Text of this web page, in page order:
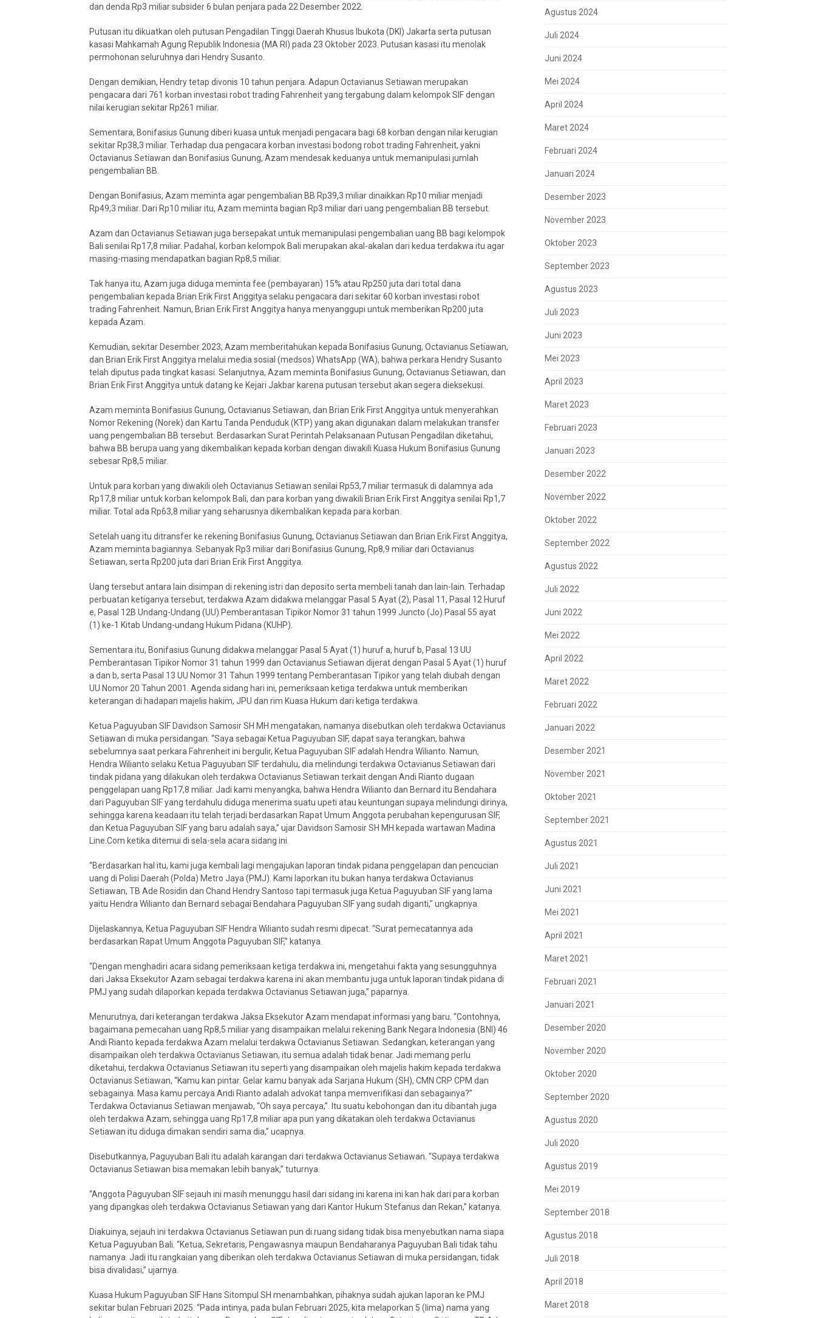
dan denda Rp3 miliar subsider 6 bulan penjara pada 22 Desember 2022.
Putusan itu dikuatkan oleh putusan Pengadilan Tinggi Daerah Khusus Ibukota (DKI) Jakarta serta putusan
kasasi Mahkamah Agung Republik Indonesia (MA RI) pada 23 Oktober 2023. Putusan kasasi itu menolak
permohonan seluruhnya dari Hendry Susanto.
Dengan demikian, Hendry tetap divonis 10 tahun penjara. Adapun Octavianus Setiawan merupakan
pengacara dari 761 korban investasi robot trading Fahrenheit yang tergabung dalam kelompok SIF dengan
nilai kerugian sekitar Rp261 miliar.
Sementara, Bonifasius Gunung diberi kuasa untuk menjadi pengacara bagi 68 korban dengan nilai kerugian
sekitar Rp38,3 miliar. Terhadap dua pengacara korban investasi bodong robot trading Fahrenheit, yakni
Octavianus Setiawan dan Bonifasius Gunung, Azam mendesak keduanya untuk memanipulasi jumlah
pengembalian BB.
Dengan Bonifasius, Azam meminta agar pengembalian BB Rp39,3 miliar dinaikkan Rp10 miliar menjadi
Rp49,3 miliar. Dari Rp10 miliar itu, Azam meminta bagian Rp3 miliar dari uang pengembalian BB tersebut.
Azam dan Octavianus Setiawan juga bersepakat untuk memanipulasi pengembalian uang BB bagi kelompok
Bali senilai Rp17,8 miliar. Padahal, korban kelompok Bali merupakan akal-akalan dari kedua terdakwa itu agar
masing-masing mendapatkan bagian Rp8,5 miliar.
Tak hanya itu, Azam juga diduga meminta fee (pembayaran) 15% atau Rp250 juta dari total dana
pengembalian kepada Brian Erik First Anggitya selaku pengacara dari sekitar 60 korban investasi robot
trading Fahrenheit. Namun, Brian Erik First Anggitya hanya menyanggupi untuk memberikan Rp200 juta
kepada Azam.
Kemudian, sekitar Desember 2023, Azam memberitahukan kepada Bonifasius Gunung, Octavianus Setiawan,
dan Brian Erik First Anggitya melalui media sosial (medsos) WhatsApp (WA), bahwa perkara Hendry Susanto
telah diputus pada tingkat kasasi. Selanjutnya, Azam meminta Bonifasius Gunung, Octavianus Setiawan, dan
Brian Erik First Anggitya untuk datang ke Kejari Jakbar karena putusan tersebut akan segera dieksekusi.
Azam meminta Bonifasius Gunung, Octavianus Setiawan, dan Brian Erik First Anggitya untuk menyerahkan
Nomor Rekening (Norek) dan Kartu Tanda Penduduk (KTP) yang akan digunakan dalam melakukan transfer
uang pengembalian BB tersebut. Berdasarkan Surat Perintah Pelaksanaan Putusan Pengadilan diketahui,
bahwa BB berupa uang yang dikembalikan kepada korban dengan diwakili Kuasa Hukum Bonifasius Gunung
sebesar Rp8,5 miliar.
Untuk para korban yang diwakili oleh Octavianus Setiawan senilai Rp53,7 miliar termasuk di dalamnya ada
Rp17,8 miliar untuk korban kelompok Bali, dan para korban yang diwakili Brian Erik First Anggitya senilai Rp1,7
miliar. Total ada Rp63,8 miliar yang seharusnya dikembalikan kepada para korban.
Setelah uang itu ditransfer ke rekening Bonifasius Gunung, Octavianus Setiawan dan Brian Erik First Anggitya,
Azam meminta bagiannya. Sebanyak Rp3 miliar dari Bonifasius Gunung, Rp8,9 miliar dari Octavianus
Setiawan, serta Rp200 juta dari Brian Erik First Anggitya.
Uang tersebut antara lain disimpan di rekening istri dan deposito serta membeli tanah dan lain-lain. Terhadap
perbuatan ketiganya tersebut, terdakwa Azam didakwa melanggar Pasal 5 Ayat (2), Pasal 11, Pasal 12 Huruf
e, Pasal 12B Undang-Undang (UU) Pemberantasan Tipikor Nomor 31 tahun 1999 Juncto (Jo) Pasal 55 ayat
(1) ke-1 Kitab Undang-undang Hukum Pidana (KUHP).
Sementara itu, Bonifasius Gunung didakwa melanggar Pasal 5 Ayat (1) huruf a, huruf b, Pasal 13 UU
Pemberantasan Tipikor Nomor 31 tahun 1999 dan Octavianus Setiawan dijerat dengan Pasal 5 Ayat (1) huruf
a dan b, serta Pasal 13 UU Nomor 31 Tahun 1999 tentang Pemberantasan Tipikor yang telah diubah dengan
UU Nomor 20 Tahun 2001. Agenda sidang hari ini, pemeriksaan ketiga terdakwa untuk memberikan
keterangan di hadapan majelis hakim, JPU dan rim Kuasa Hukum dari ketiga terdakwa.
Ketua Paguyuban SIF Davidson Samosir SH MH mengatakan, namanya disebutkan oleh terdakwa Octavianus
Setiawan di muka persidangan. “Saya sebagai Ketua Paguyuban SIF, dapat saya terangkan, bahwa
sebelumnya saat perkara Fahrenheit ini bergulir, Ketua Paguyuban SIF adalah Hendra Wilianto. Namun,
Hendra Wilianto selaku Ketua Paguyuban SIF terdahulu, dia melindungi terdakwa Octavianus Setiawan dari
tindak pidana yang dilakukan oleh terdakwa Octavianus Setiawan terkait dengan Andi Rianto dugaan
penggelapan uang Rp17,8 miliar. Jadi kami menyangka, bahwa Hendra Wilianto dan Bernard itu Bendahara
dari Paguyuban SIF yang terdahulu diduga menerima suatu upeti atau keuntungan supaya melindungi dirinya,
sehingga karena keadaan itu telah terjadi berdasarkan Rapat Umum Anggota perubahan kepengurusan SIF,
dan Ketua Paguyuban SIF yang baru adalah saya,” ujar Davidson Samosir SH MH kepada wartawan Madina
Line.Com ketika ditemui di sela-sela acara sidang ini.
“Berdasarkan hal itu, kami juga kembali lagi mengajukan laporan tindak pidana penggelapan dan pencucian
uang di Polisi Daerah (Polda) Metro Jaya (PMJ). Kami laporkan itu bukan hanya terdakwa Octavianus
Setiawan, TB Ade Rosidin dan Chand Hendry Santoso tapi termasuk juga Ketua Paguyuban SIF yang lama
yaitu Hendra Wilianto dan Bernard sebagai Bendahara Paguyuban SIF yang sudah diganti,” ungkapnya.
Dijelaskannya, Ketua Paguyuban SIF Hendra Wilianto sudah resmi dipecat. “Surat pemecatannya ada
berdasarkan Rapat Umum Anggota Paguyuban SIF,” katanya.
“Dengan menghadiri acara sidang pemeriksaan ketiga terdakwa ini, mengetahui fakta yang sesungguhnya
dari Jaksa Eksekutor Azam sebagai terdakwa karena ini akan membantu juga untuk laporan tindak pidana di
PMJ yang sudah dilaporkan kepada terdakwa Octavianus Setiawan juga,” paparnya.
Menurutnya, dari keterangan terdakwa Jaksa Eksekutor Azam mendapat informasi yang baru. “Contohnya,
bagaimana pemecahan uang Rp8,5 miliar yang disampaikan melalui rekening Bank Negara Indonesia (BNI) 46
Andi Rianto kepada terdakwa Azam melalui terdakwa Octavianus Setiawan. Sedangkan, keterangan yang
disampaikan oleh terdakwa Octavianus Setiawan, itu semua adalah tidak benar. Jadi memang perlu
diketahui, terdakwa Octavianus Setiawan itu seperti yang disampaikan oleh majelis hakim kepada terdakwa
Octavianus Setiawan, “Kamu kan pintar. Gelar kamu banyak ada Sarjana Hukum (SH), CMN CRP CPM dan
sebagainya. Masa kamu percaya Andi Rianto adalah advokat tanpa memverifikasi dan sebagainya?”
Terdakwa Octavianus Setiawan menjawab, “Oh saya percaya,”. Itu suatu kebohongan dan itu dibantah juga
oleh terdakwa Azam, sehingga uang Rp17,8 miliar apa pun yang dikatakan oleh terdakwa Octavianus
Setiawan itu diduga dimakan sendiri sama dia,” ucapnya.
Disebutkannya, Paguyuban Bali itu adalah karangan dari terdakwa Octavianus Setiawan. “Supaya terdakwa
Octavianus Setiawan bisa memakan lebih banyak,” tuturnya.
“Anggota Paguyuban SIF sejauh ini masih menunggu hasil dari sidang ini karena ini kan hak dari para korban
yang dipangkas oleh terdakwa Octavianus Setiawan yang dari Kantor Hukum Stefanus dan Rekan,” katanya.
Diakuinya, sejauh ini terdakwa Octavianus Setiawan pun di ruang sidang tidak bisa menyebutkan nama siapa
Ketua Paguyuban Bali. “Ketua, Sekretaris, Pengawasnya maupun Bendaharanya Paguyuban Bali tidak tahu
namanya. Jadi itu rangkaian yang diberikan oleh terdakwa Octavianus Setiawan di muka persidangan, tidak
bisa divalidasi,” ujarnya.
Kuasa Hukum Paguyuban SIF Hans Sitompul SH menambahkan, pihaknya sudah ajukan laporan ke PMJ
sekitar bulan Februari 2025. “Pada intinya, pada bulan Februari 2025, kita melaporkan 5 (lima) nama yang
Agustus 2024
Juli 2024
Juni 2024
Mei 2024
April 2024
Maret 2024
Februari 2024
Januari 2024
Desember 2023
November 2023
Oktober 2023
September 2023
Agustus 2023
Juli 2023
Juni 2023
Mei 2023
April 2023
Maret 2023
Februari 2023
Januari 2023
Desember 2022
November 2022
Oktober 2022
September 2022
Agustus 2022
Juli 2022
Juni 2022
Mei 2022
April 2022
Maret 2022
Februari 2022
Januari 2022
Desember 2021
November 2021
Oktober 2021
September 2021
Agustus 2021
Juli 2021
Juni 2021
Mei 2021
April 2021
Maret 2021
Februari 2021
Januari 2021
Desember 2020
November 2020
Oktober 2020
September 2020
Agustus 2020
Juli 2020
Agustus 2019
Mei 2019
September 2018
Agustus 2018
Juli 2018
April 2018
Maret 2018